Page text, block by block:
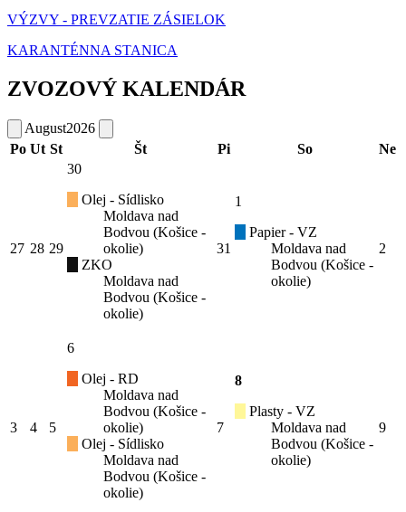
VÝZVY - PREVZATIE ZÁSIELOK
KARANTÉNNA STANICA
ZVOZOVÝ KALENDÁR
August2026
Po Ut St Št Pi So Ne
27 28 29
30
Olej - Sídlisko
Moldava nad
Bodvou (Košice -
okolie)
ZKO
Moldava nad
Bodvou (Košice -
okolie)
31
1
Papier - VZ
Moldava nad
Bodvou (Košice -
okolie)
2
3 4 5
6
Olej - RD
Moldava nad
Bodvou (Košice -
okolie)
Olej - Sídlisko
Moldava nad
Bodvou (Košice -
okolie)
7
8
Plasty - VZ
Moldava nad
Bodvou (Košice -
okolie)
9